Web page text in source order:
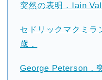
突然の表明．Iain
セドリックマクミラ
歳．
George Peterson，